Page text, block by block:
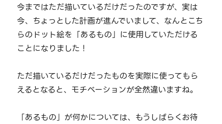
今まではただ描いているだけだったのですが、実は
今、ちょっとした計画が進んでいまして、なんとこち
らのドット絵を「あるもの」に使用していただける
ことになりました！
ただ描いているだけだったものを実際に使ってもら
えるとなると、モチベーションが全然違いますね。
「あるもの」が何かについては、もうしばらくお待